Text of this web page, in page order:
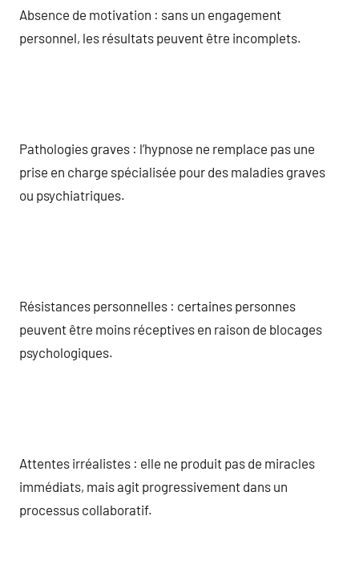
Absence de motivation : sans un engagement
personnel, les résultats peuvent être incomplets.
Pathologies graves : l’hypnose ne remplace pas une
prise en charge spécialisée pour des maladies graves
ou psychiatriques.
Résistances personnelles : certaines personnes
peuvent être moins réceptives en raison de blocages
psychologiques.
Attentes irréalistes : elle ne produit pas de miracles
immédiats, mais agit progressivement dans un
processus collaboratif.